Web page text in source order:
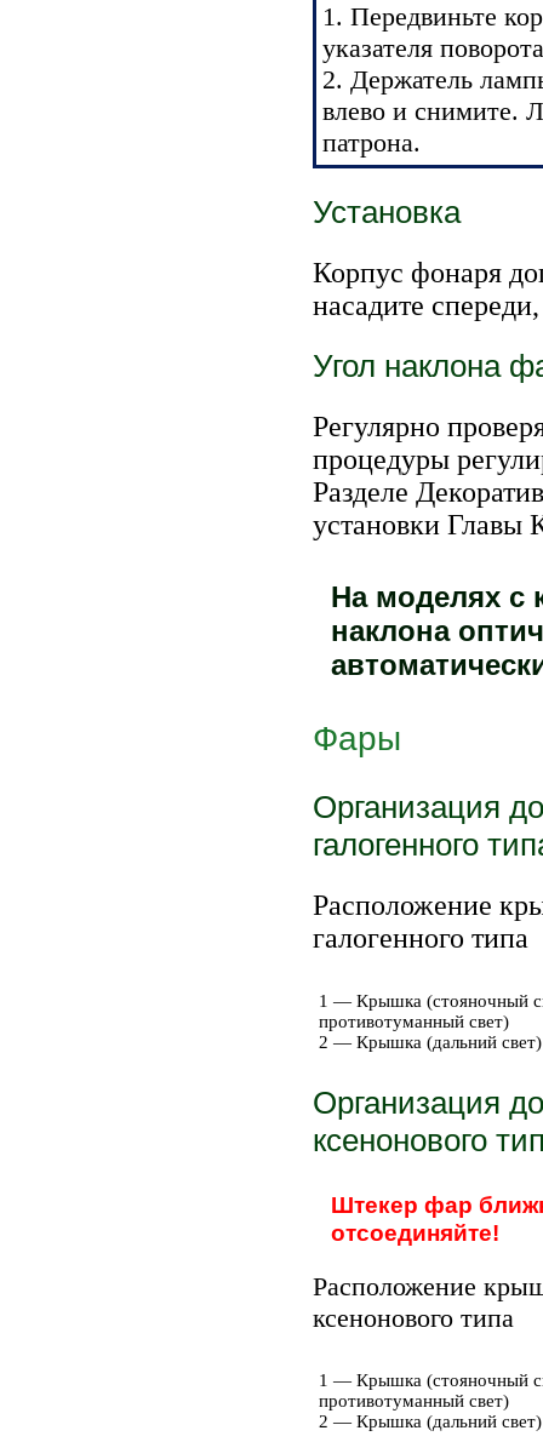
1. Передвиньте
указателя
2. Держатель
влево и снимите.
патрона.
Установка
Корпус фонаря
насадите
Угол наклона
Регулярно
процедуры
Разделе
установки Главы
На моделях с
наклона
Фары
Организация
галогенного
Расположение
галогенного типа
1 — Крышка (стояночный
противотуманный свет)
2 — Крышка (дальний свет)
Организация
ксенонового
Штекер фар
отсоединяйте!
Расположение
ксенонового типа
1 — Крышка (стояночный
противотуманный свет)
2 — Крышка (дальний свет)